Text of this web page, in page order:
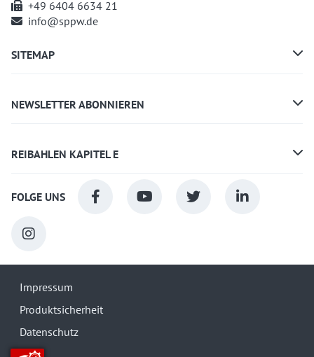
+49 6404 6634 21
info@sppw.de
SITEMAP
NEWSLETTER ABONNIEREN
REIBAHLEN KAPITEL E
FOLGE UNS
Impressum
Produktsicherheit
Datenschutz
AGB